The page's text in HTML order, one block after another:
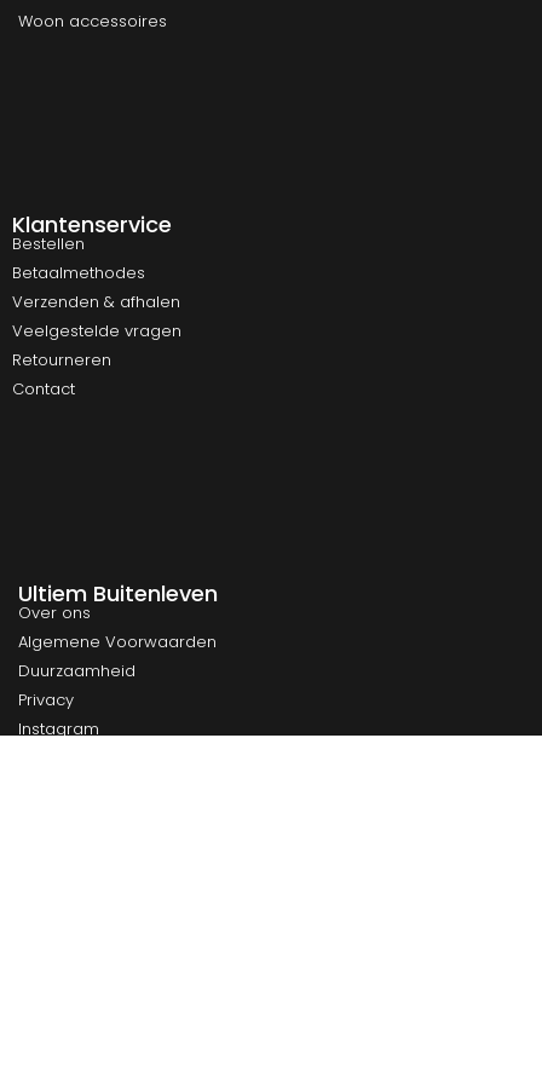
Woon accessoires
Klantenservice
Bestellen
Betaalmethodes
Verzenden & afhalen
Veelgestelde vragen
Retourneren
Contact
Ultiem Buitenleven
Over ons
Algemene Voorwaarden
Duurzaamheid
Privacy
Instagram